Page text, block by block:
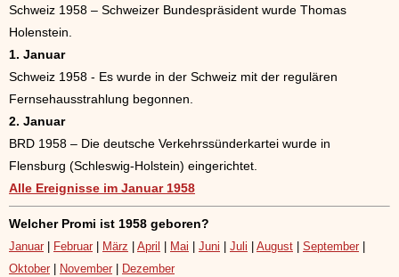
Schweiz 1958 – Schweizer Bundespräsident wurde Thomas
Holenstein.
1. Januar
Schweiz 1958 - Es wurde in der Schweiz mit der regulären
Fernsehausstrahlung begonnen.
2. Januar
BRD 1958 – Die deutsche Verkehrssünderkartei wurde in
Flensburg (Schleswig-Holstein) eingerichtet.
Alle Ereignisse im Januar 1958
Welcher Promi ist 1958 geboren?
Januar Februar März April Mai Juni Juli August September
Oktober
November Dezember